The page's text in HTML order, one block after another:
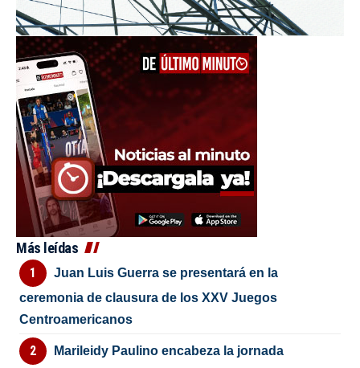
Más leídas
Juan Luis Guerra se presentará en la
ceremonia de clausura de los XXV Juegos
Centroamericanos
Marileidy Paulino encabeza la jornada